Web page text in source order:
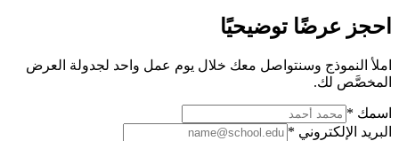
احجز عرضًا توضيحيًا
املأ النموذج وسنتواصل معك خلال يوم عمل واحد لجدولة العرض
المخصَّص لك.
اسمك *
البريد الإلكتروني *